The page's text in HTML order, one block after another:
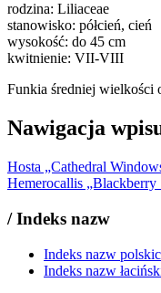
rodzina: Liliaceae
stanowisko: półcień, cień
wysokość: do 45 cm
kwitnienie: VII-VIII
Funkia średniej wielkości
Nawigacja
Hosta „Cathedral
Hemerocallis „Blackberry
/Indeks nazw
Indeks nazw
Indeks nazw